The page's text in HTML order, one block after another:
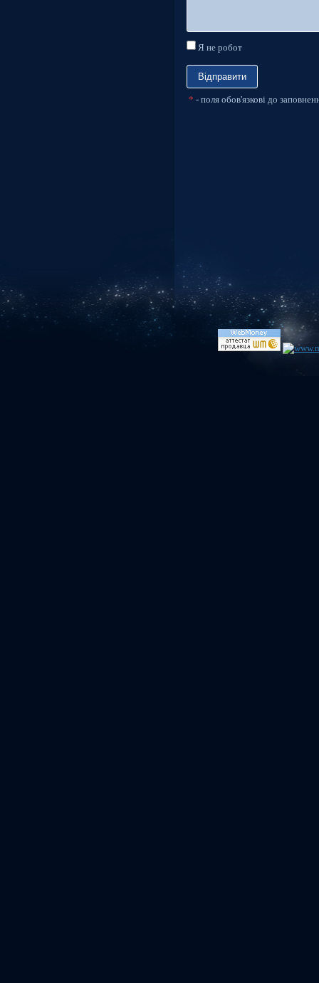
Я не робот
* - поля обов'язкові до